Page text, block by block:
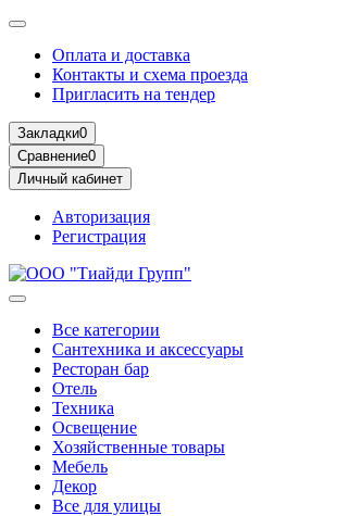
Оплата и доставка
Контакты и схема проезда
Пригласить на тендер
Закладки0
Сравнение0
Личный кабинет
Авторизация
Регистрация
Все категории
Сантехника и аксессуары
Ресторан бар
Отель
Техника
Освещение
Хозяйственные товары
Мебель
Декор
Все для улицы